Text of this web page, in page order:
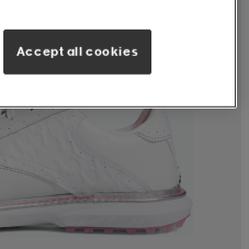
Accept all cookies